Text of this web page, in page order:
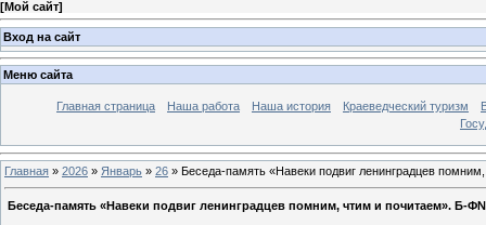
[Мой сайт]
Вход на сайт
Меню сайта
Главная страница Наша работа Наша история Краеведческий туризм
Главная » 2026 » Январь » 26 » Беседа-память «Навеки подвиг ленинградцев
Беседа-память «Навеки подвиг ленинградцев помним, чтим и почитаем». Б-